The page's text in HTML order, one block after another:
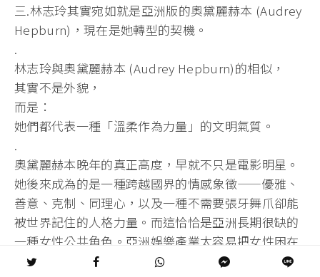
三.林志玲其實宛如就是亞洲版的奧黛麗赫本 (Audrey
Hepburn)，現在是她轉型的契機。
.
林志玲與奧黛麗赫本 (Audrey Hepburn)的相似，
其實不是外貌，
而是：
她們都代表一種「溫柔作為力量」的文明氣質。
.
奧黛麗赫本晚年的真正高度，早就不只是電影明星。
她後來成為的是一種跨越國界的情感象徵——優雅、
善意、克制、同理心，以及一種不需要張牙舞爪卻能
被世界記住的人格力量。而這恰恰是亞洲長期很缺的
一種女性公共角色。亞洲娛樂產業太容易把女性困在
兩種模板：